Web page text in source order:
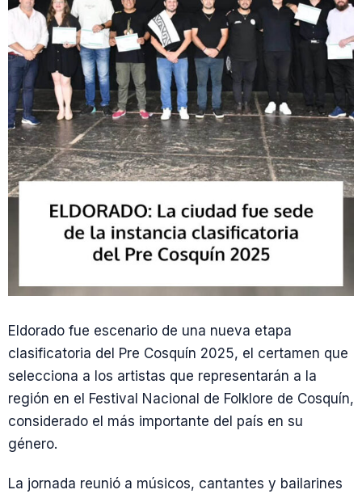
Eldorado fue escenario de una nueva etapa
clasificatoria del Pre Cosquín 2025, el certamen que
selecciona a los artistas que representarán a la
región en el Festival Nacional de Folklore de Cosquín,
considerado el más importante del país en su
género.
La jornada reunió a músicos, cantantes y bailarines